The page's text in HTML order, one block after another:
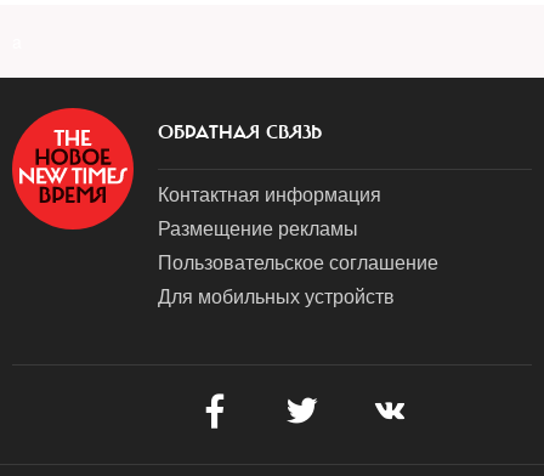
ОБРАТНАЯ СВЯЗЬ
Контактная информация
Размещение рекламы
Пользовательское соглашение
Для мобильных устройств